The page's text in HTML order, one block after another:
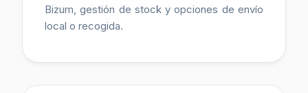
Bizum, gestión de stock y opciones de envío
local o recogida.